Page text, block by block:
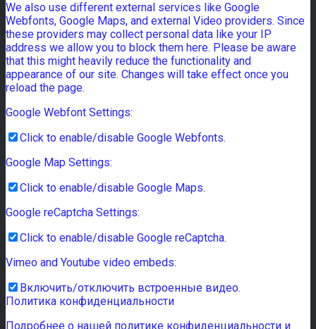
We also use different external services like Google
Webfonts, Google Maps, and external Video providers. Since
these providers may collect personal data like your IP
address we allow you to block them here. Please be aware
that this might heavily reduce the functionality and
appearance of our site. Changes will take effect once you
reload the page.
Google Webfont Settings:
Click to enable/disable Google Webfonts.
Google Map Settings:
Click to enable/disable Google Maps.
Google reCaptcha Settings:
Click to enable/disable Google reCaptcha.
Vimeo and Youtube video embeds:
Включить/отключить встроенные видео.
Политика конфиденциальности
Подробнее о нашей политике конфиденциальности и